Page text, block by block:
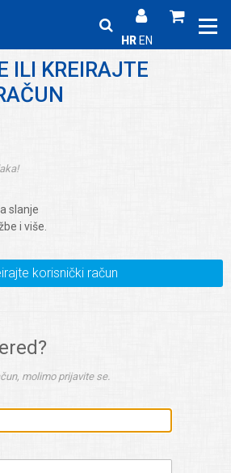
HR EN
ILI KREIRAJTE
slanje
i više.
korisnički račun
molimo prijavite se.